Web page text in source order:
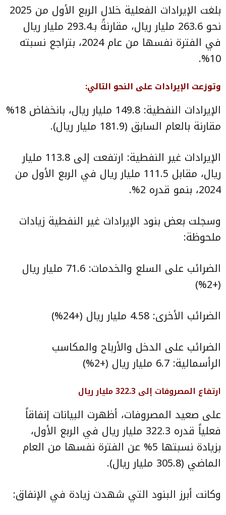
بلغت الإيرادات الفعلية خلال الربع الأول من 2025
نحو 263.6 مليار ريال، مقارنةً بـ293.4 مليار ريال
في الفترة نفسها من عام 2024، بتراجع نسبته
10%.
وتوزعت الإيرادات على النحو التالي:
الإيرادات النفطية: 149.8 مليار ريال، بانخفاض 18%
مقارنة بالعام السابق (181.9 مليار ريال).
الإيرادات غير النفطية: ارتفعت إلى 113.8 مليار
ريال، مقابل 111.5 مليار ريال في الربع الأول من
2024، بنمو قدره 2%.
وسجلت بعض بنود الإيرادات غير النفطية زيادات
ملحوظة:
الضرائب على السلع والخدمات: 71.6 مليار ريال
(+2%)
الضرائب الأخرى: 4.58 مليار ريال (+24%)
الضرائب على الدخل والأرباح والمكاسب
الرأسمالية: 6.7 مليار ريال (+2%)
ارتفاع المصروفات إلى 322.3 مليار ريال
على صعيد المصروفات، أظهرت البيانات إنفاقاً
فعلياً قدره 322.3 مليار ريال في الربع الأول،
بزيادة نسبتها 5% عن الفترة نفسها من العام
الماضي (305.8 مليار ريال).
وكانت أبرز البنود التي شهدت زيادة في الإنفاق: